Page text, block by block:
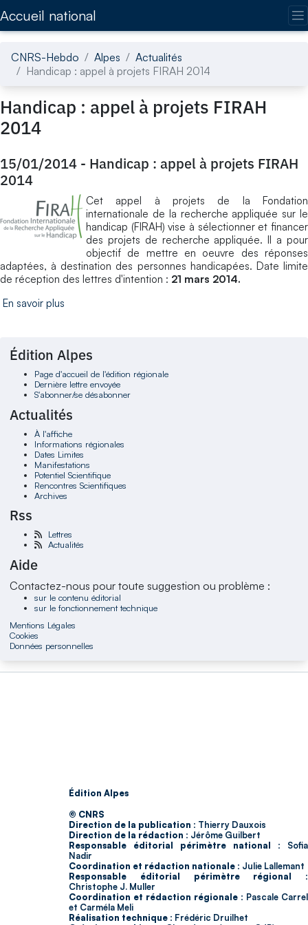
Accueil national
CNRS-Hebdo Alpes
Actualités
Handicap : appel à projets FIRAH 2014
Handicap : appel à projets FIRAH
2014
15/01/2014 - Handicap : appel à projets FIRAH
2014
Cet appel à projets de la Fondation
internationale de la recherche appliquée sur le
handicap (FIRAH) vise à sélectionner et financer
des projets de recherche appliquée. Il a pour
objectif de mettre en oeuvre des réponses
adaptées, à destination des personnes handicapées. Date limite
de réception des lettres d'intention : 21 mars 2014.
En savoir plus
Édition Alpes
Page d'accueil de l'édition régionale
Dernière lettre envoyée
S'abonner/se désabonner
Actualités
À l'affiche
Informations régionales
Dates Limites
Manifestations
Potentiel Scientifique
Rencontres Scientifiques
Archives
Rss
Lettres
Actualités
Aide
Contactez-nous pour toute suggestion ou problème :
sur le contenu éditorial
sur le fonctionnement technique
Mentions Légales
Cookies
Données personnelles
Édition Alpes
© CNRS
Direction de la publication : Thierry Dauxois
Direction de la rédaction : Jérôme Guilbert
Responsable éditorial périmètre national : Sofia
Nadir
Coordination et rédaction nationale : Julie Lallemant
Responsable éditorial périmètre régional :
Christophe J. Muller
Coordination et rédaction régionale : Pascale Carrel
et Carméla Meli
Réalisation technique : Frédéric Druilhet